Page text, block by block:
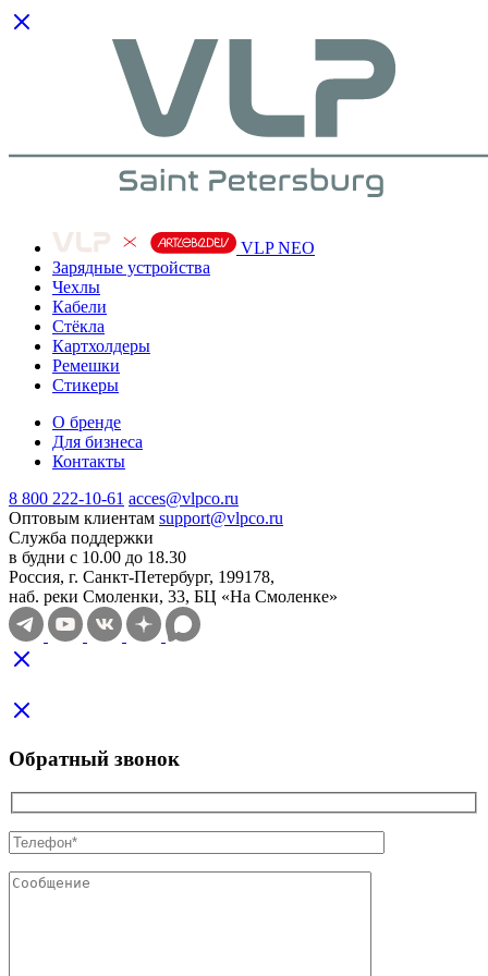
VLP NEO
Зарядные устройства
Чехлы
Кабели
Cтёкла
Картхолдеры
Ремешки
Стикеры
О бренде
Для бизнеса
Контакты
8 800 222-10-61 acces@vlpco.ru
Оптовым клиентам support@vlpco.ru
Служба поддержки
в будни с 10.00 до 18.30
Россия, г. Санкт-Петербург, 199178,
наб. реки Смоленки, 33, БЦ «На Смоленке»
Обратный звонок